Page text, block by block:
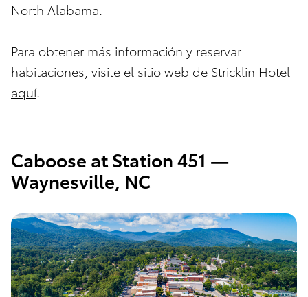
North Alabama.
Para obtener más información y reservar
habitaciones, visite el sitio web de Stricklin Hotel
aquí.
Caboose at Station 451 —
Waynesville, NC